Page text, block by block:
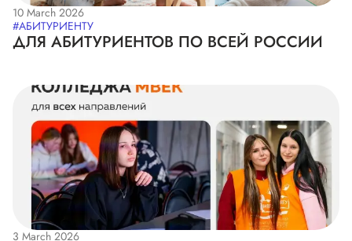
10 March 2026
#АБИТУРИЕНТУ
ДЛЯ АБИТУРИЕНТОВ ПО ВСЕЙ РОССИИ
3 March 2026